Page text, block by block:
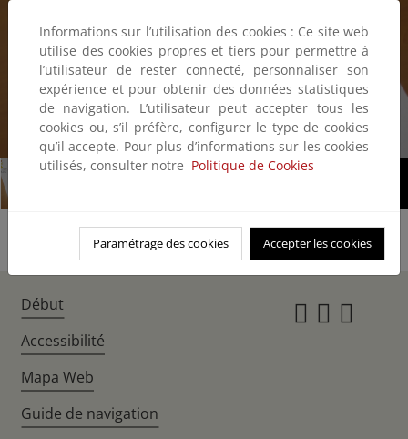
1/4
Informations sur l’utilisation des cookies : Ce site web
utilise des cookies propres et tiers pour permettre à
l’utilisateur de rester connecté, personnaliser son
expérience et pour obtenir des données statistiques
de navigation. L’utilisateur peut accepter tous les
cookies ou, s’il préfère, configurer le type de cookies
qu’il accepte. Pour plus d’informations sur les cookies
utilisés, consulter notre Politique de Cookies
Paramétrage des cookies Accepter les cookies
Début
Accessibilité
Mapa Web
Guide de navigation